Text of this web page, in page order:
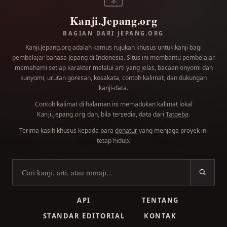
Kanji.Jepang.org
BAGIAN DARI JEPANG.ORG
Kanji.Jepang.org adalah kamus rujukan khusus untuk kanji bagi
pembelajar bahasa Jepang di Indonesia. Situs ini membantu pembelajar
memahami setiap karakter melalui arti yang jelas, bacaan onyomi dan
kunyomi, urutan goresan, kosakata, contoh kalimat, dan dukungan
kanji-data.
Contoh kalimat di halaman ini memadukan kalimat lokal
Kanji.Jepang.org dan, bila tersedia, data dari Tatoeba.
Terima kasih khusus kepada para donaturyang menjaga proyek ini
tetap hidup.
Cari kanji
API
TENTANG
STANDAR EDITORIAL
KONTAK